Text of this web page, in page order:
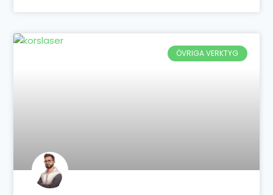
ÖVRIGA VERKTYG